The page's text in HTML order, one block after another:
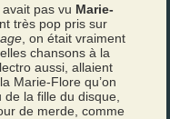
pas vu Marie-
très pop pris sur
, on était vraiment
chansons à la
aussi, allaient
Marie-Flore qu’on
la fille du disque,
de merde, comme